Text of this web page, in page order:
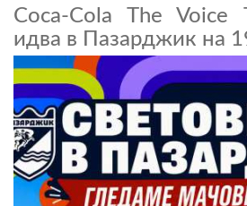
Coca-Cola The Voice
идва в Пазарджик на